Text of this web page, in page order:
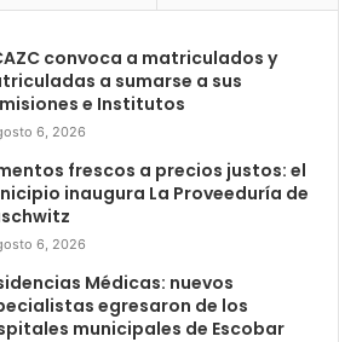
convoca a matriculados y
a sumarse a sus
e Institutos
6, 2026
frescos a precios justos: el
inaugura La Proveeduría de
6, 2026
Médicas: nuevos
egresaron de los
municipales de Escobar